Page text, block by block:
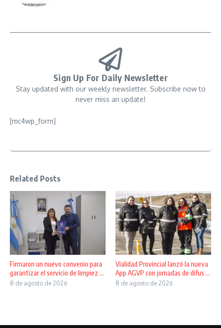
Sign Up For Daily Newsletter
Stay updated with our weekly newsletter. Subscribe now to
never miss an update!
[mc4wp_form]
Related Posts
Firmaron un nuevo convenio para
garantizar el servicio de limpiez ...
8 de agosto de 2026
Vialidad Provincial lanzó la nueva
App AGVP con jornadas de difus ...
8 de agosto de 2026